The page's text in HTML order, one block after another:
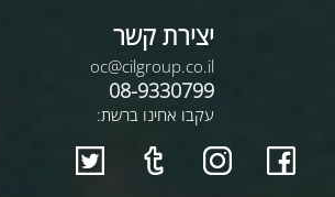
יצירת קשר
oc@cilgroup.co.il
08-9330799
עקבו אחינו ברשת: